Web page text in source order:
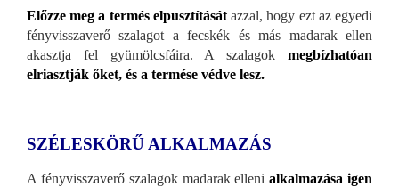
Előzze meg a termés elpusztításátazzal, hogy ezt az egyedi
fényvisszaverő szalagot a fecskék és más madarak ellen
akasztja fel gyümölcsfáira. A szalagok megbízhatóan
elriasztják őket, és a termése védve lesz.
SZÉLESKÖRŰ ALKALMAZÁS
A fényvisszaverő szalagok madarak ellenialkalmazása igen